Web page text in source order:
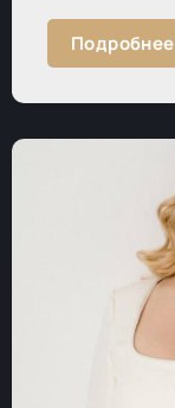
Подробнее